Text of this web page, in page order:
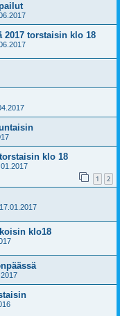
2017 torstaisin klo 18
klo 18
1 2
klo18